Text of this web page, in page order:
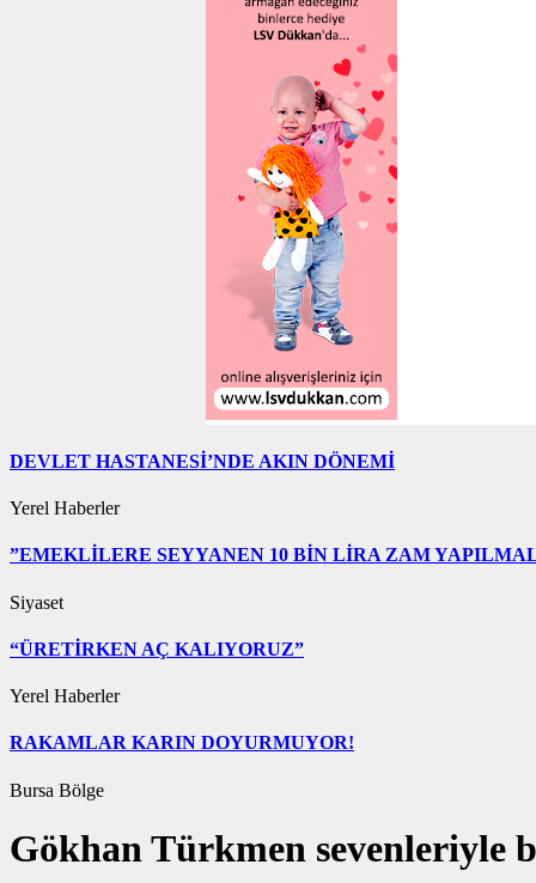
DEVLET HASTANESİ’NDE AKIN DÖNEMİ
Yerel Haberler
”EMEKLİLERE SEYYANEN 10 BİN LİRA ZAM
Siyaset
“ÜRETİRKEN AÇ KALIYORUZ”
Yerel Haberler
RAKAMLAR KARIN DOYURMUYOR!
Bursa Bölge
Gökhan Türkmen sevenleriyle